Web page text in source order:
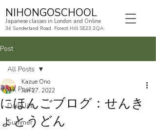
NIHONGOSCHOOL
Japanese classes in London and Online
34 Sunderland Road, Forest Hill SE23 2QA
Post
All Posts
Daily life
Summer
All Posts
にほんごブログ：せんき
ょとうどん
Kazue Ono
Jun 27, 2022